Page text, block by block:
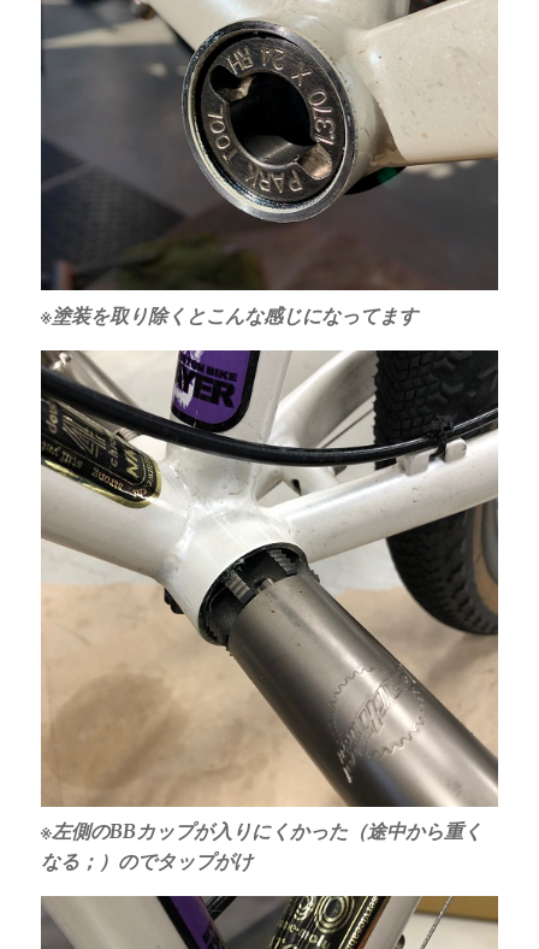
※塗装を取り除くとこんな感じになってます
※左側のBBカップが入りにくかった（途中から重く
なる；）のでタップがけ